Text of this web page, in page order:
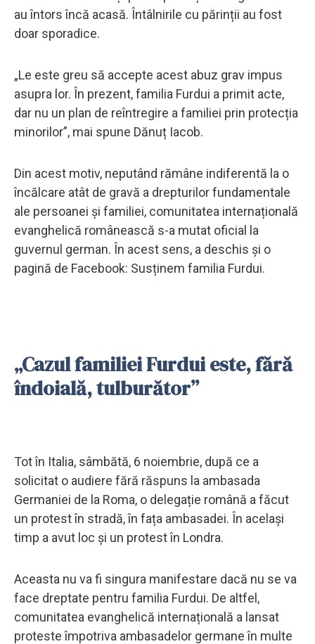
au întors încă acasă. Întâlnirile cu părinții au fost
doar sporadice.
„Le este greu să accepte acest abuz grav impus
asupra lor. În prezent, familia Furdui a primit acte,
dar nu un plan de reîntregire a familiei prin protecția
minorilor”, mai spune Dănuț Iacob.
Din acest motiv, neputând rămâne indiferentă la o
încălcare atât de gravă a drepturilor fundamentale
ale persoanei și familiei, comunitatea internațională
evanghelică românească s-a mutat oficial la
guvernul german. În acest sens, a deschis și o
pagină de Facebook: Susținem familia Furdui.
„Cazul familiei Furdui este, fără
îndoială, tulburător”
Tot în Italia, sâmbătă, 6 noiembrie, după ce a
solicitat o audiere fără răspuns la ambasada
Germaniei de la Roma, o delegație română a făcut
un protest în stradă, în fața ambasadei. În același
timp a avut loc și un protest în Londra.
Aceasta nu va fi singura manifestare dacă nu se va
face dreptate pentru familia Furdui. De altfel,
comunitatea evanghelică internațională a lansat
proteste împotriva ambasadelor germane în multe